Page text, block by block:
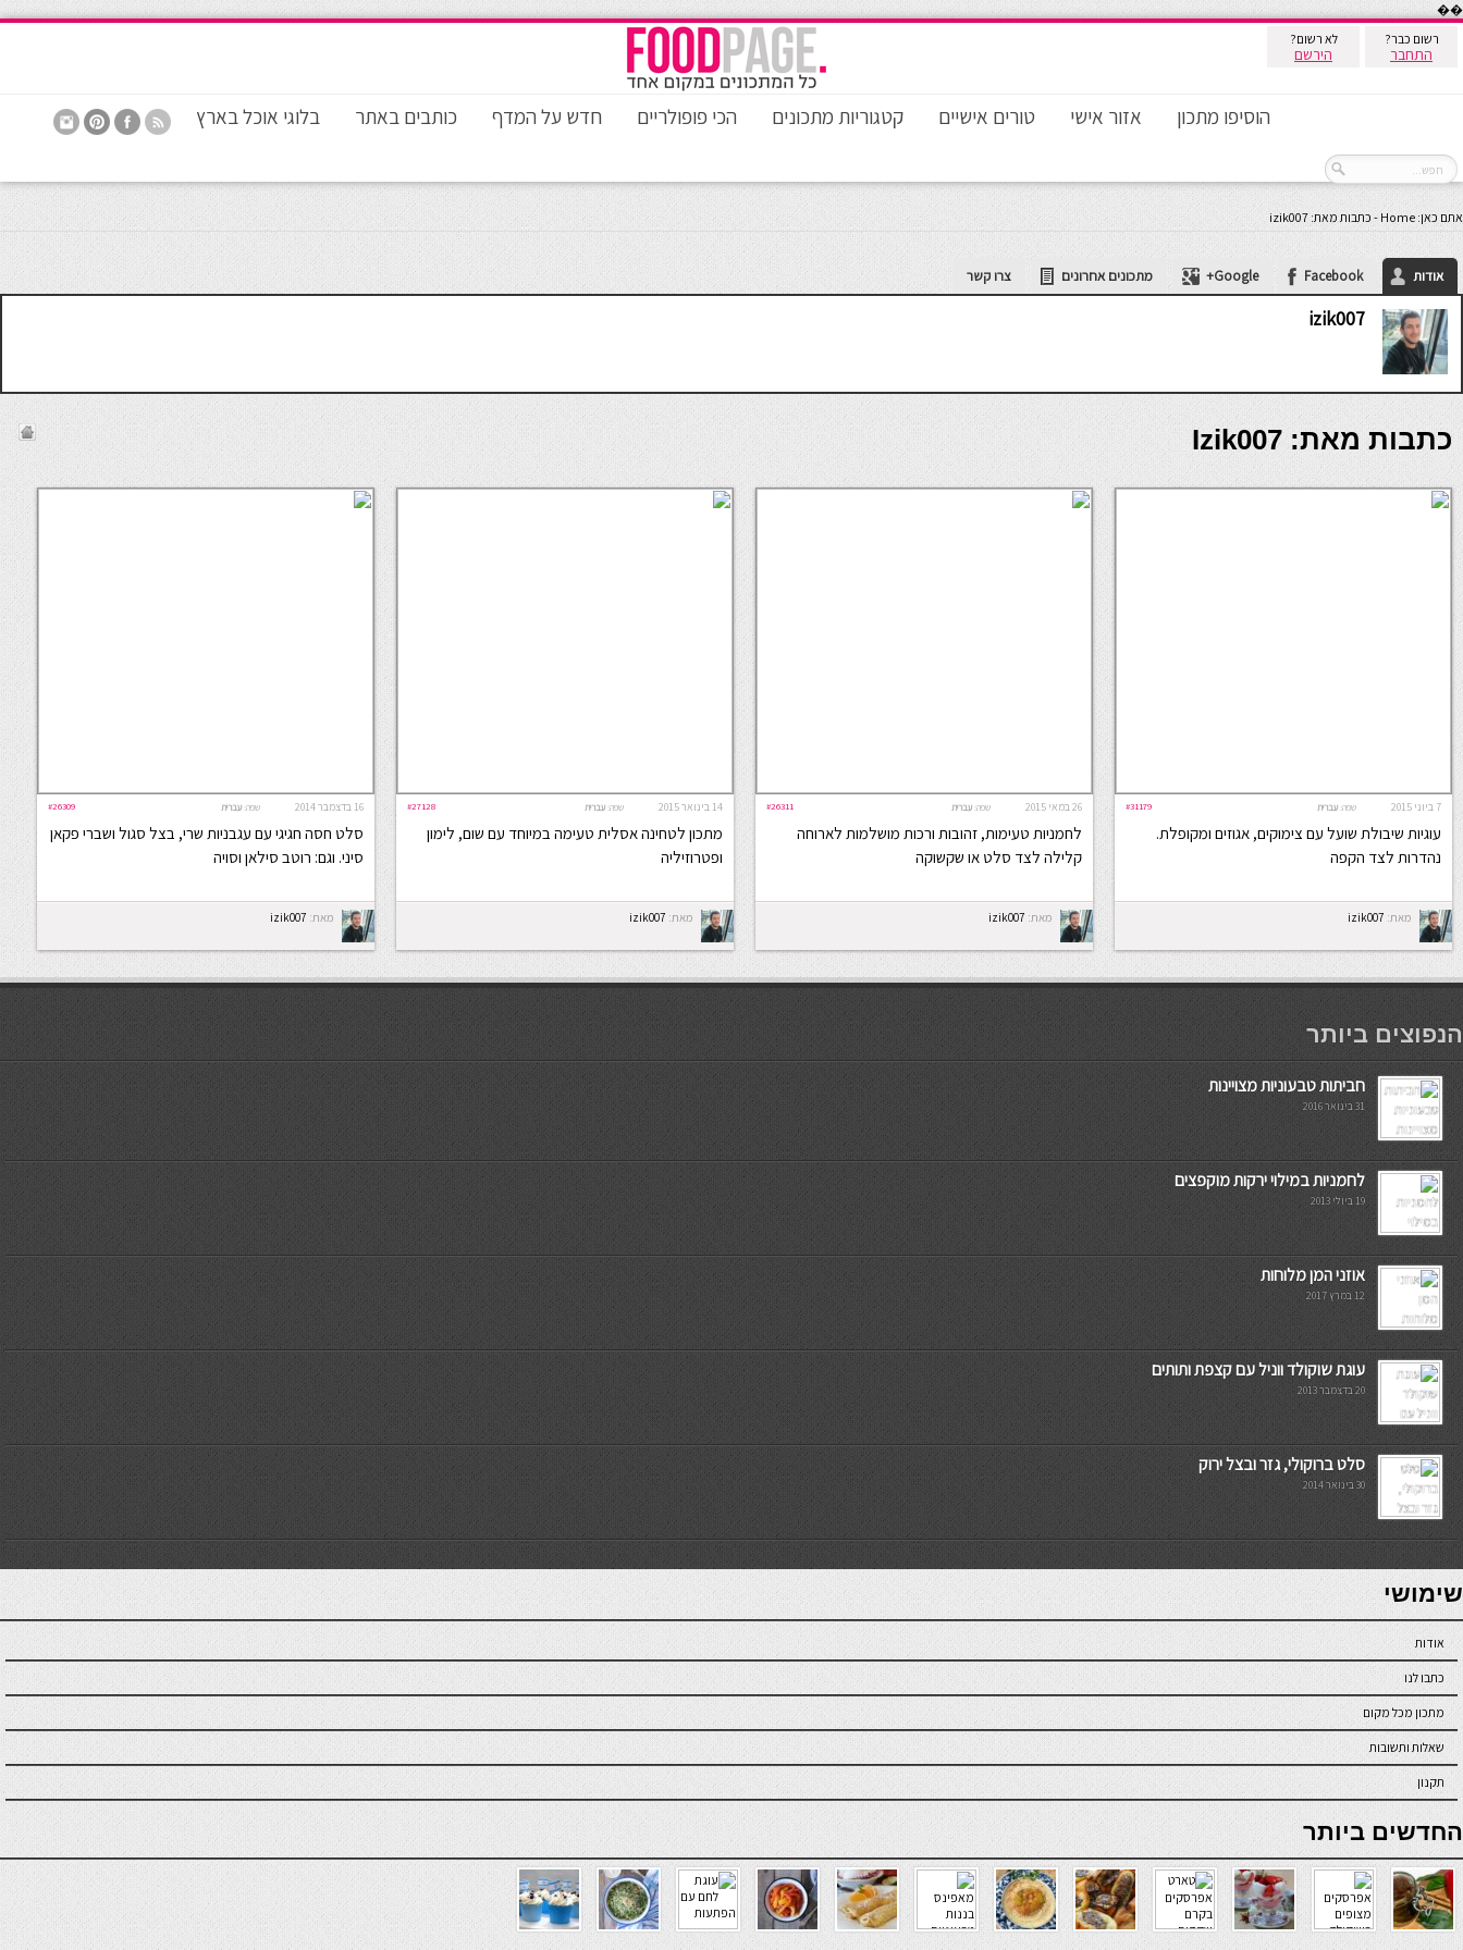
��
רשום כבר?
התחבר
לא רשום?
הירשם
הוסיפו מתכון אזור אישי טורים אישיים קטגוריות מתכונים הכי פופולריים חדש על המדף כותבים באתר בלוגי אוכל בארץ
אתם כאן: Home
- כתבות מאת: izik007
אודות Facebook
Google+ מתכונים אחרונים צרו קשר
izik007
כתבות מאת: Izik007
7 ביוני 2015 #31179 שפה: עברית
עוגיות שיבולת שועל עם צימוקים, אגוזים ומקופלת.
נהדרות לצד הקפה
מאת: izik007
26 במאי 2015 #26311 שפה: עברית
לחמניות טעימות, זהובות ורכות מושלמות לארוחה
קלילה לצד סלט או שקשוקה
מאת: izik007
14 בינואר 2015 #27128 שפה: עברית
מתכון לטחינה אסלית טעימה במיוחד עם שום, לימון
ופטרוזיליה
מאת: izik007
16 בדצמבר 2014 #26309 שפה: עברית
סלט חסה חגיגי עם עגבניות שרי, בצל סגול ושברי פקאן
סיני. וגם: רוטב סילאן וסויה
מאת: izik007
мостбет кг
הנפוצים ביותר
חביתות טבעוניות מצויינות
31 בינואר 2016
לחמניות במילוי ירקות מוקפצים
19 ביולי 2013
אוזני המן מלוחות
12 במרץ 2017
עוגת שוקולד ווניל עם קצפת ותותים
20 בדצמבר 2013
סלט ברוקולי, גזר ובצל ירוק
30 בינואר 2014
7slots
seriöse online casinos österreich
שימושי
אודות
כתבו לנו
מתכון מכל מקום
שאלות ותשובות
תקנון
online casino
החדשים ביותר